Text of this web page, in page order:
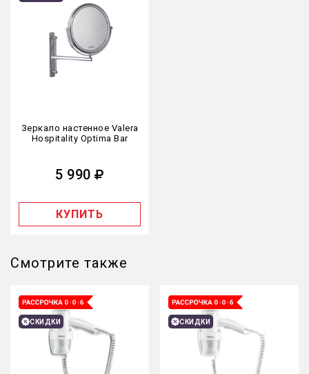
Зеркало настенное Valera
Hospitality Optima Bar
5 990
КУПИТЬ
Смотрите также
СКИДКИ СКИДКИ